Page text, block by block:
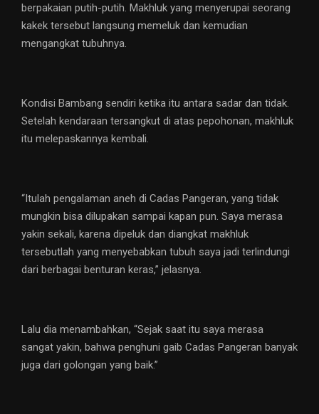
berpakaian putih-putih. Makhluk yang menyerupai seorang
kakek tersebut langsung memeluk dan kemudian
mengangkat tubuhnya.
Kondisi Bambang sendiri ketika itu antara sadar dan tidak.
Setelah kendaraan tersangkut di atas pepohonan, makhluk
itu melepaskannya kembali.
“Itulah pengalaman aneh di Cadas Pangeran, yang tidak
mungkin bisa dilupakan sampai kapan pun. Saya merasa
yakin sekali, karena dipeluk dan diangkat makhluk
tersebutlah yang menyebabkan tubuh saya jadi terlindungi
dari berbagai benturan keras,” jelasnya.
Lalu dia menambahkan, “Sejak saat itu saya merasa
sangat yakin, bahwa penghuni gaib Cadas Pangeran banyak
juga dari golongan yang baik.”